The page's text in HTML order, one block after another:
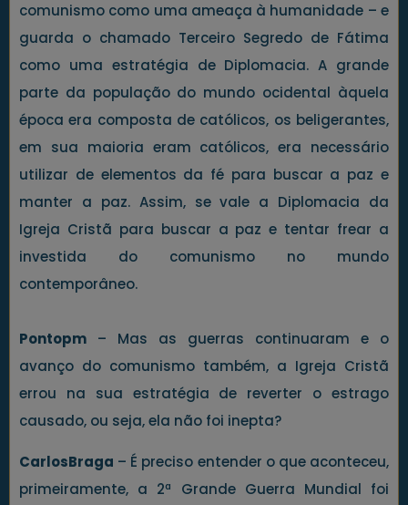
comunismo como uma ameaça à humanidade – e
guarda o chamado Terceiro Segredo de Fátima
como uma estratégia de Diplomacia. A grande
parte da população do mundo ocidental àquela
época era composta de católicos, os beligerantes,
em sua maioria eram católicos, era necessário
utilizar de elementos da fé para buscar a paz e
manter a paz. Assim, se vale a Diplomacia da
Igreja Cristã para buscar a paz e tentar frear a
investida do comunismo no mundo
contemporâneo.
Pontopm – Mas as guerras continuaram e o
avanço do comunismo também, a Igreja Cristã
errou na sua estratégia de reverter o estrago
causado, ou seja, ela não foi inepta?
CarlosBraga – É preciso entender o que aconteceu,
primeiramente, a 2ª Grande Guerra Mundial foi